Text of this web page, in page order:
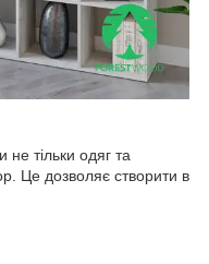
тільки одяг та
Це дозволяє створити в